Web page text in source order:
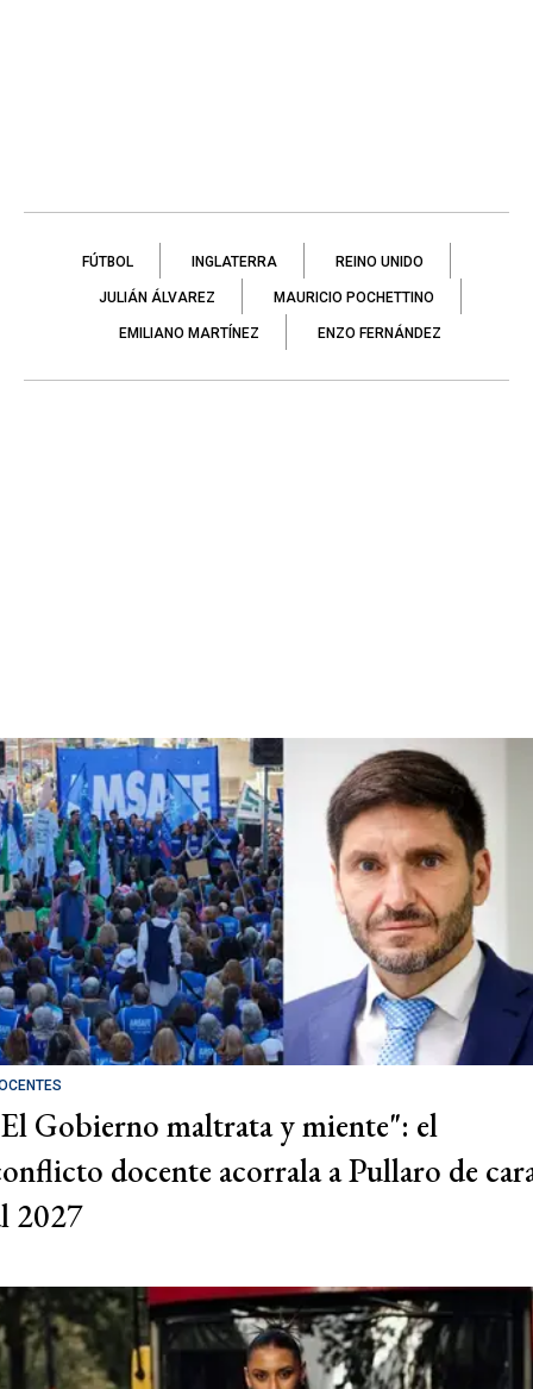
FÚTBOL INGLATERRA REINO UNIDO
JULIÁN ÁLVAREZ MAURICIO POCHETTINO
EMILIANO MARTÍNEZ ENZO FERNÁNDEZ
Gobierno maltrata y miente": el
docente acorrala a Pullaro de
2027